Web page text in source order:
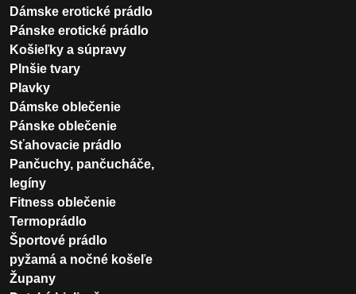
Dámske erotické prádlo
Pánske erotické prádlo
Košieľky a súpravy
Plnšie tvary
Plavky
Dámske oblečenie
Pánske oblečenie
Sťahovacie prádlo
Pančuchy, pančucháče,
legíny
Fitness oblečenie
Termoprádlo
Športové prádlo
pyžamá a nočné košeľe
Župany